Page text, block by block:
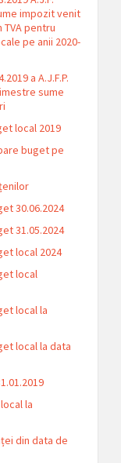
impozit venit
pentru
pe anii 2020-
a A.J.F.P.
sume
local 2019
buget pe
30.06.2024
31.05.2024
local 2024
local
local la
local la data
la
din data de